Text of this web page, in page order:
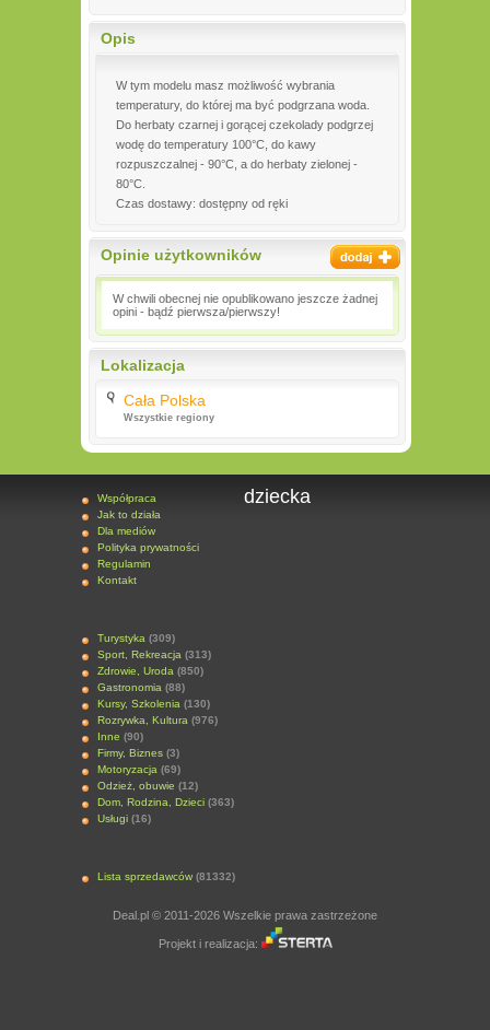
Opis
W tym modelu masz możliwość wybrania
temperatury, do której ma być podgrzana woda.
Do herbaty czarnej i gorącej czekolady podgrzej
wodę do temperatury 100°C, do kawy
rozpuszczalnej - 90°C, a do herbaty zielonej -
80°C.
Czas dostawy: dostępny od ręki
Opinie użytkowników
W chwili obecnej nie opublikowano jeszcze żadnej
opini - bądź pierwsza/pierwszy!
Lokalizacja
Cała Polska
Wszystkie regiony
Współpraca
Jak to działa
Dla mediów
Polityka prywatności
Regulamin
Kontakt
Turystyka (309)
Sport, Rekreacja (313)
Zdrowie, Uroda (850)
Gastronomia (88)
Kursy, Szkolenia (130)
Rozrywka, Kultura (976)
Inne (90)
Firmy, Biznes (3)
Motoryzacja (69)
Odzież, obuwie (12)
Dom, Rodzina, Dzieci (363)
Usługi (16)
Lista sprzedawców (81332)
dziecka
Deal.pl © 2011-2026 Wszelkie prawa zastrzeżone
Projekt i realizacja: